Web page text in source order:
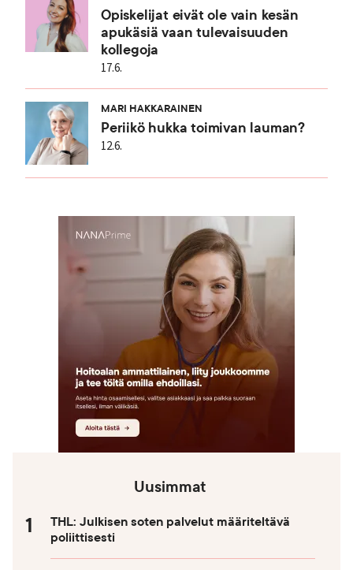
Opiskelijat eivät ole vain kesän
apukäsiä vaan tulevaisuuden
kollegoja
17.6.
MARI HAKKARAINEN
Periikö hukka toimivan lauman?
12.6.
Uusimmat
THL: Julkisen soten palvelut määriteltävä
poliittisesti